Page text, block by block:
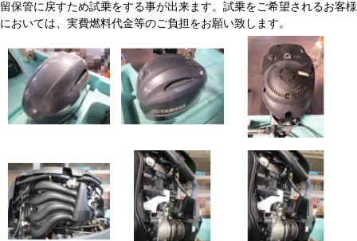
留保管に戻すため試乗をする事が出来ます。試乗をご希望されるお客様
においては、実費燃料代金等のご負担をお願い致します。